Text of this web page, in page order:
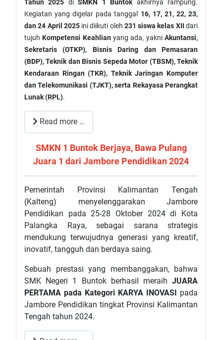
Tahun 2025 diSMKN 1 Buntok akhirnya rampung.
Kegiatan yang digelar pada tanggal 16, 17, 21, 22, 23,
dan 24 April 2025ini diikuti oleh 231 siswa kelas XII dari
tujuhKompetensi Keahlianyang ada, yakniAkuntansi,
Sekretaris (OTKP), Bisnis Daring dan Pemasaran
(BDP), Teknik dan Bisnis Sepeda Motor (TBSM), Teknik
Kendaraan Ringan (TKR), Teknik Jaringan Komputer
dan Telekomunikasi (TJKT), serta Rekayasa Perangkat
Lunak (RPL).
Read more …
SMKN 1 Buntok Berjaya, Bawa Pulang
Juara 1 dari Jambore Pendidikan 2024
Pemerintah Provinsi Kalimantan Tengah
(Kalteng) menyelenggarakan Jambore
Pendidikan pada 25-28 Oktober 2024 di Kota
Palangka Raya, sebagai sarana strategis
mendukung terwujudnya generasi yang kreatif,
inovatif, tangguh dan berdaya saing.
Sebuah prestasi yang membanggakan, bahwa
SMK Negeri 1 Buntok berhasil meraih JUARA
PERTAMA pada Kategori KARYA INOVASI pada
Jambore Pendidikan tingkat Provinsi Kalimantan
Tengah tahun 2024.